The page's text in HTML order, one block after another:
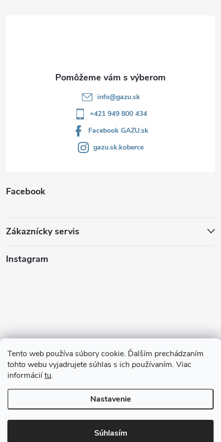
Tento web používa súbory cookie. Ďalším prechádzaním
tohto webu vyjadrujete súhlas s ich používaním. Viac
informáciítu.
Nastavenie
Súhlasím
info@gazu.sk
+421 949 800 434
Facebook GAZU.sk
gazu.sk.koberce
Facebook
Zákaznícky servis
Instagram
Sledovať na Instagrame
Copyright 2026GAZU.SK | moderné koberce. Všetky práva vyhradené.